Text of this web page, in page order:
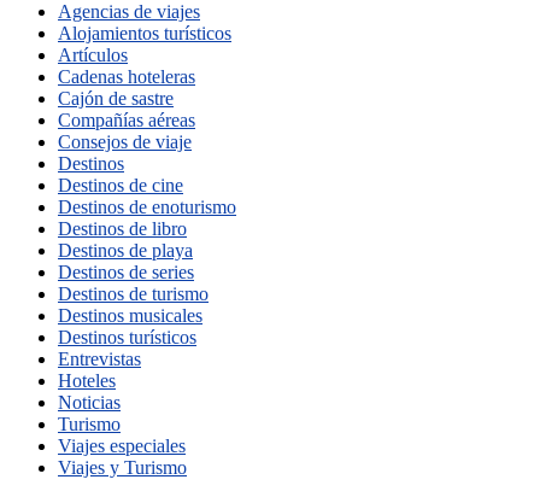
Agencias de viajes
Alojamientos turísticos
Artículos
Cadenas hoteleras
Cajón de sastre
Compañías aéreas
Consejos de viaje
Destinos
Destinos de cine
Destinos de enoturismo
Destinos de libro
Destinos de playa
Destinos de series
Destinos de turismo
Destinos musicales
Destinos turísticos
Entrevistas
Hoteles
Noticias
Turismo
Viajes especiales
Viajes y Turismo